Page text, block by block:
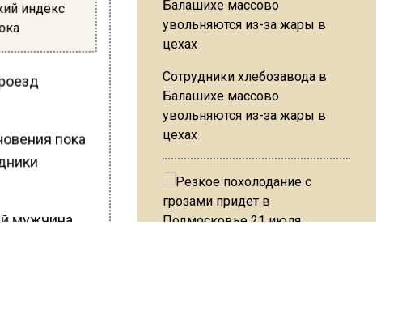
индекс
пока
мужчина
Сотрудники хлебозавода в
Балашихе массово
увольняются из-за жары в
цехах